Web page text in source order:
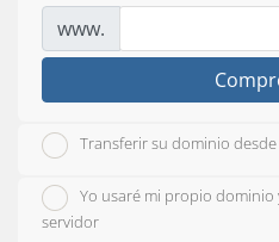
www.
Transferir su dominio
Yo usaré mi propio
servidor